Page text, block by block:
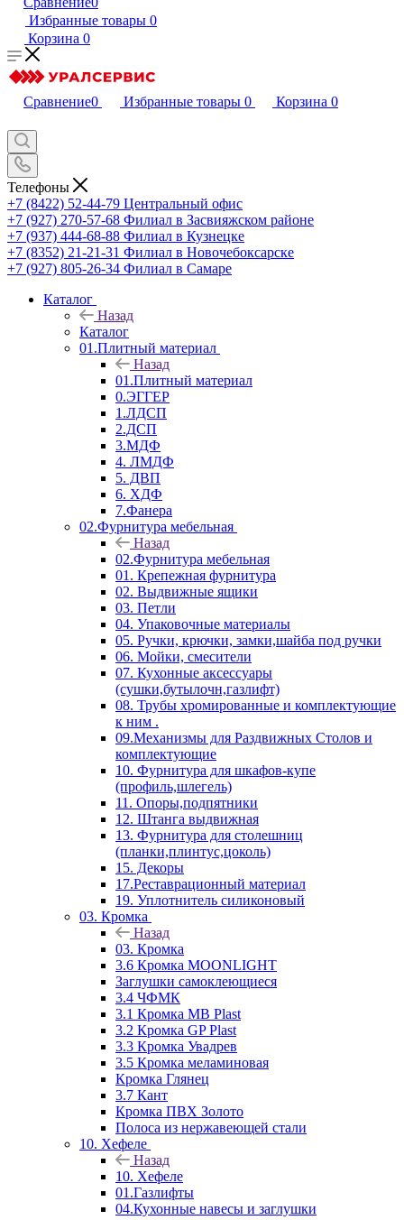
Избранные товары 0
Корзина 0
Сравнение0 Избранные товары 0 Корзина 0
Телефоны
+7 (8422) 52-44-79 Центральный офис
+7 (927) 270-57-68 Филиал в Засвияжском районе
+7 (937) 444-68-88 Филиал в Кузнецке
+7 (8352) 21-21-31 Филиал в Новочебоксарске
+7 (927) 805-26-34 Филиал в Самаре
Каталог
Назад
Каталог
01.Плитный материал
Назад
01.Плитный материал
0.ЭГГЕР
1.ЛДСП
2.ДСП
3.МДФ
4. ЛМДФ
5. ДВП
6. ХДФ
7.Фанера
02.Фурнитура мебельная
Назад
02.Фурнитура мебельная
01. Крепежная фурнитура
02. Выдвижные ящики
03. Петли
04. Упаковочные материалы
05. Ручки, крючки, замки,шайба под ручки
06. Мойки, смесители
07. Кухонные аксессуары
(сушки,бутылочн,газлифт)
08. Трубы хромированные и комплектующие
к ним .
09.Механизмы для Раздвижных Столов и
комплектующие
10. Фурнитура для шкафов-купе
(профиль,шлегель)
11. Опоры,подпятники
12. Штанга выдвижная
13. Фурнитура для столешниц
(планки,плинтус,цоколь)
15. Декоры
17.Реставрационный материал
19. Уплотнитель силиконовый
03. Кромка
Назад
03. Кромка
3.6 Кромка MOONLIGHT
Заглушки самоклеющиеся
3.4 ЧФМК
3.1 Кромка MB Plast
3.2 Кромка GP Plast
3.3 Кромка Увадрев
3.5 Кромка меламиновая
Кромка Глянец
3.7 Кант
Кромка ПВХ Золото
Полоса из нержавеющей стали
10. Хефеле
Назад
10. Хефеле
01.Газлифты
04.Кухонные навесы и заглушки